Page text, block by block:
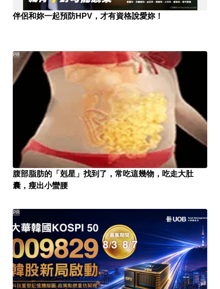
伴侶和妳一起預防HPV，才有資格說愛妳！
腹部脂肪的「剋星」找到了，常吃這幾物，吃走大肚
囊，瘦出小蠻腰
PR
PR